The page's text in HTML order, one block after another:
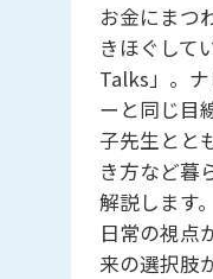
お金にまつ
きほぐして
Talks」。
ーと同じ目
子先生とと
き方など暮
解説します
日常の視点
来の選択肢